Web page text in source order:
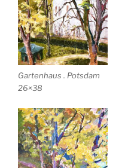
Gartenhaus . Potsdam
26×38